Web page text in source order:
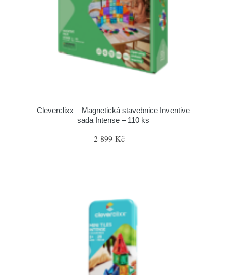
Cleverclixx – Magnetická stavebnice Inventive
sada Intense – 110 ks
2 899 Kč